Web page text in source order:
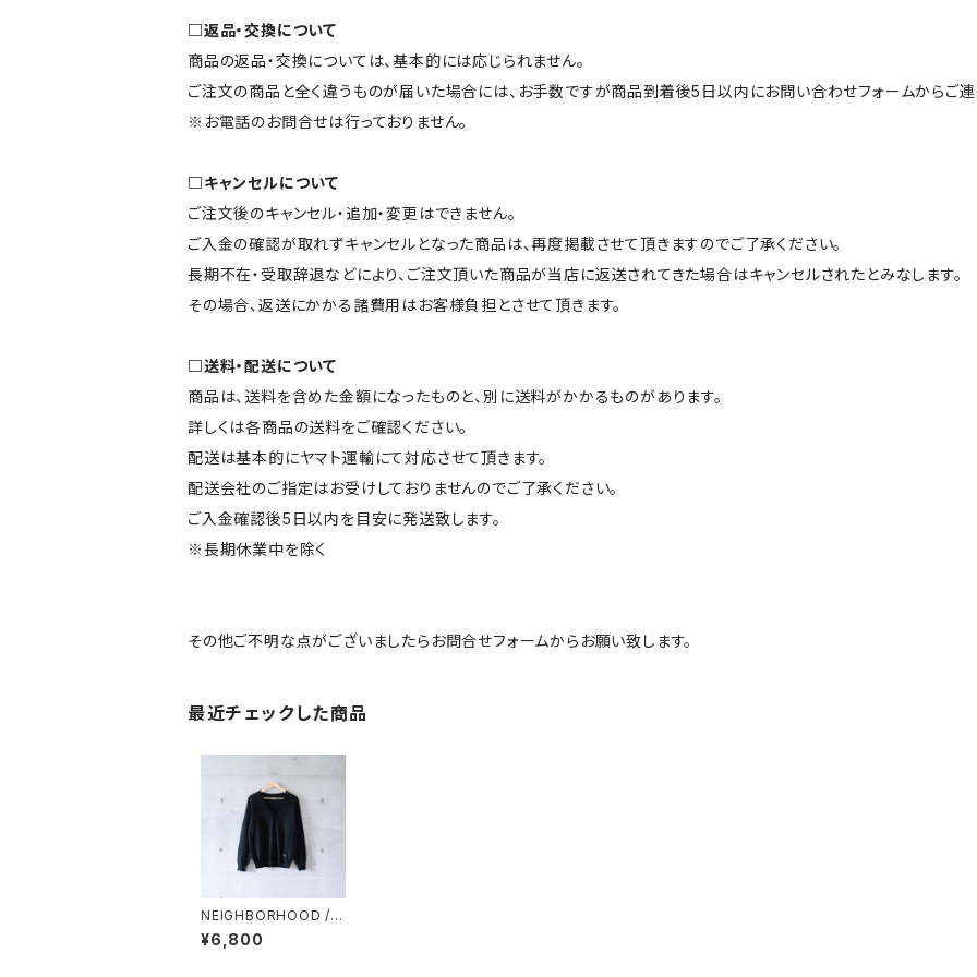
□返品・交換について
商品の返品・交換については、基本的には応じられません。
ご注文の商品と全く違うものが届いた場合には、お手数ですが商品到着後5日以内にお問い合わせフォームからご連
※お電話のお問合せは行っておりません。
□キャンセルについて
ご注文後のキャンセル・追加・変更はできません。
ご入金の確認が取れずキャンセルとなった商品は、再度掲載させて頂きますのでご了承ください。
長期不在・受取辞退などにより、ご注文頂いた商品が当店に返送されてきた場合はキャンセルされたとみなします。
その場合、返送にかかる諸費用はお客様負担とさせて頂きます。
□送料・配送について
商品は、送料を含めた金額になったものと、別に送料がかかるものがあります。
詳しくは各商品の送料をご確認ください。
配送は基本的にヤマト運輸にて対応させて頂きます。
配送会社のご指定はお受けしておりませんのでご了承ください。
ご入金確認後5日以内を目安に発送致します。
※長期休業中を除く
その他ご不明な点がございましたらお問合せフォームからお願い致します。
最近チェックした商品
NEIGHBORHOOD / B
ASIC KNIT CARDIGA
N (used)
¥6,800